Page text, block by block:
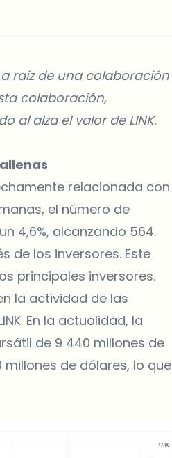
raíz de una colaboración
colaboración,
al alza el valor de LINK.
relacionada con
el número de
4,6%, alcanzando 564.
de los inversores. Este
principales inversores.
la actividad de las
En la actualidad, la
de 9 440 millones de
de dólares, lo que